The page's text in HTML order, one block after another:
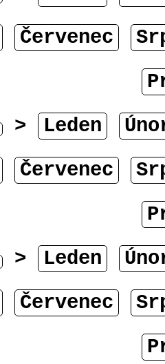
Červenec
> Leden
Červenec
> Leden
Červenec